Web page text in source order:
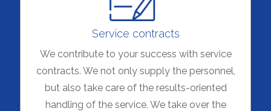
unserer Website widerrufen werden. Weiterführende
Informationen zum Datenschutz bei Tintschl und über
Tintschl selbst finden Sie in unserer
Datenschutzerklärung
Impressum
Service contracts
We contribute to your success with service
contracts. We not only supply the personnel,
but also take care of the results-oriented
handling of the service. We take over the